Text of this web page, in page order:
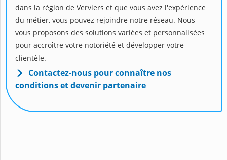
dans la région de Verviers et que vous avez l'expérience
du métier, vous pouvez rejoindre notre réseau. Nous
vous proposons des solutions variées et personnalisées
pour accroître votre notoriété et développer votre
clientèle.
Contactez-nous pour connaître nos
conditions et devenir partenaire